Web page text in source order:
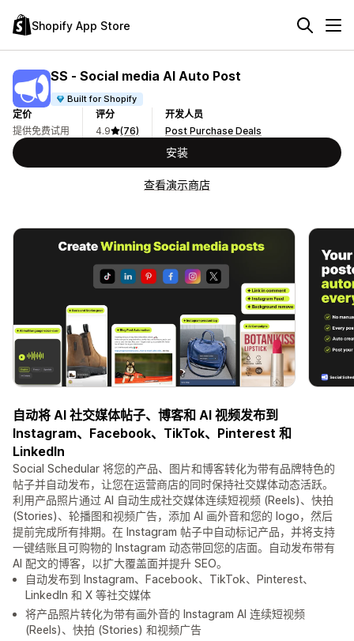
Shopify App Store
SS ‑ Social media AI Auto Post
Built for Shopify
定价
提供免费试用
评分
4.9
(76)
开发人员
Post Purchase Deals
安装
查看演示商店
自动将 AI 社交媒体帖子、博客和 AI 视频发布到
Instagram、Facebook、TikTok、Pinterest 和
LinkedIn
Social Schedular 将您的产品、图片和博客转化为带有品牌特色的
帖子并自动发布，让您在运营商店的同时保持社交媒体动态活跃。
利用产品照片通过 AI 自动生成社交媒体连续短视频 (Reels)、快拍
(Stories)、轮播图和视频广告，添加 AI 画外音和您的 logo，然后
提前完成所有排期。在 Instagram 帖子中自动标记产品，并将支持
一键结账且可购物的 Instagram 动态带回您的店面。自动发布带有
AI 配文的博客，以扩大覆盖面并提升 SEO。
自动发布到 Instagram、Facebook、TikTok、Pinterest、
LinkedIn 和 X 等社交媒体
将产品照片转化为带有画外音的 Instagram AI 连续短视频
(Reels)、快拍 (Stories) 和视频广告